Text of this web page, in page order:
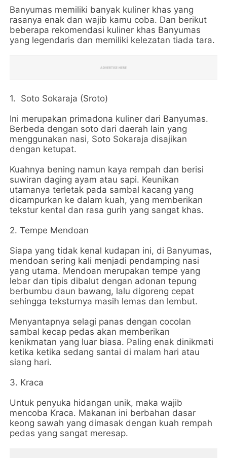
Banyumas memiliki banyak kuliner khas yang
rasanya enak dan wajib kamu coba. Dan berikut
beberapa rekomendasi kuliner khas Banyumas
yang legendaris dan memiliki kelezatan tiada tara.
1. Soto Sokaraja (Sroto)
Ini merupakan primadona kuliner dari Banyumas.
Berbeda dengan soto dari daerah lain yang
menggunakan nasi, Soto Sokaraja disajikan
dengan ketupat.
Kuahnya bening namun kaya rempah dan berisi
suwiran daging ayam atau sapi. Keunikan
utamanya terletak pada sambal kacang yang
dicampurkan ke dalam kuah, yang memberikan
tekstur kental dan rasa gurih yang sangat khas.
2. Tempe Mendoan
Siapa yang tidak kenal kudapan ini, di Banyumas,
mendoan sering kali menjadi pendamping nasi
yang utama. Mendoan merupakan tempe yang
lebar dan tipis dibalut dengan adonan tepung
berbumbu daun bawang, lalu digoreng cepat
sehingga teksturnya masih lemas dan lembut.
Menyantapnya selagi panas dengan cocolan
sambal kecap pedas akan memberikan
kenikmatan yang luar biasa. Paling enak dinikmati
ketika ketika sedang santai di malam hari atau
siang hari.
3. Kraca
Untuk penyuka hidangan unik, maka wajib
mencoba Kraca. Makanan ini berbahan dasar
keong sawah yang dimasak dengan kuah rempah
pedas yang sangat meresap.